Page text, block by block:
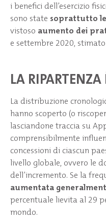
i benefici dell’esercizio
sono state soprattutto
vistoso aumento dei
e settembre 2020,
LA RIPARTENZA
La distribuzione
hanno scoperto (o
lasciandone traccia su
comprensibilmente
concessioni di ciascun
livello globale, ovvero le
dell’incremento. Se la
aumentata
percentuale lievita al 29
mondo.